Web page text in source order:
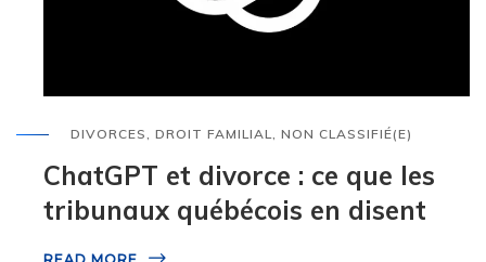
DIVORCES, DROIT FAMILIAL, NON CLASSIFIÉ(E)
ChatGPT et divorce : ce que les
tribunaux québécois en disent